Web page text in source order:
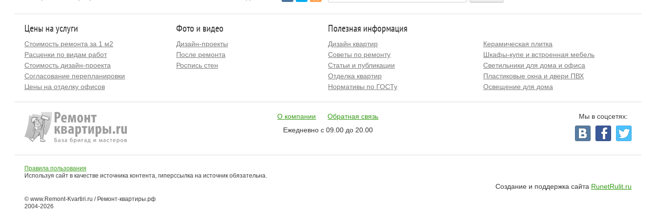
Цены на услуги
Стоимость ремонта за 1 м2
Расценки по видам работ
Стоимость дизайн-проекта
Согласование перепланировки
Цены на отделку офисов
Фото и видео
Дизайн-проекты
После ремонта
Роспись стен
Полезная информация
Дизайн квартир
Советы по ремонту
Статьи и публикации
Отделка квартир
Нормативы по ГОСТу
Керамическая плитка
Шкафы-купе и встроенная мебель
Светильники для дома и офиса
Пластиковые окна и двери ПВХ
Освещение для дома
О компании
Обратная связь
Ежедневно с 09.00 до 20.00
Мы в соцсетях:
Правила пользования
Используя сайт в качестве источника контента, гиперссылка на источник обязательна.
Создание и поддержка сайта RunetRulit.ru
© www.Remont-Kvartiri.ru / Ремонт-квартиры.рф
2004-2026